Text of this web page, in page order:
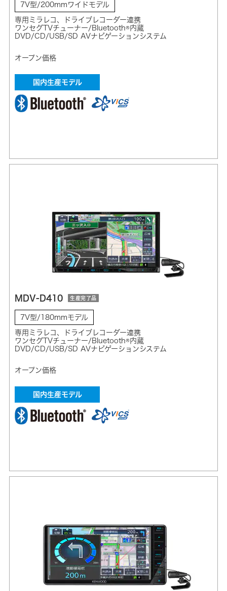
7V型/200mmワイドモデル
専用ミラレコ、ドライブレコーダー連携
ワンセグTVチューナー/Bluetooth®内蔵
DVD/CD/USB/SD AVナビゲーションシステム
オープン価格
国内生産モデル
MDV-D410 生産完了品
7V型/180mmモデル
専用ミラレコ、ドライブレコーダー連携
ワンセグTVチューナー/Bluetooth®内蔵
DVD/CD/USB/SD AVナビゲーションシステム
オープン価格
国内生産モデル